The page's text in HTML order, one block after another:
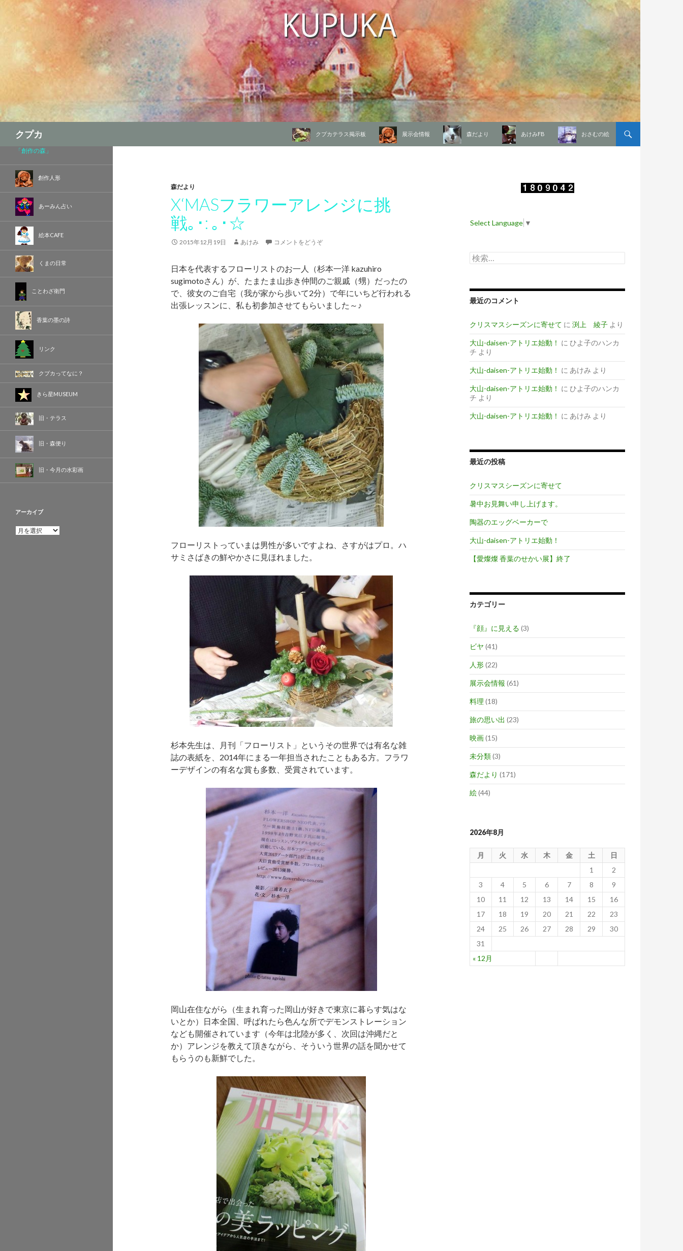
クプカ
クプカテラス掲示板
展示会情報 森だより あけみFB おさむの絵
森だより
X‘MASフラワーアレンジに挑
戦｡･: ｡･☆
2015年12月19日 あけみ コメントをどうぞ
日本を代表するフローリストのお一人（杉本一洋 kazuhiro
sugimotoさん）が、たまたま山歩き仲間のご親戚（甥）だったの
で、彼女のご自宅（我が家から歩いて2分）で年にいちど行われる
出張レッスンに、私も初参加させてもらいました～♪
フローリストっていまは男性が多いですよね、さすがはプロ。ハ
サミさばきの鮮やかさに見ほれました。
杉本先生は、月刊「フローリスト」というその世界では有名な雑
誌の表紙を、2014年にまる一年担当されたこともある方。フラワ
ーデザインの有名な賞も多数、受賞されています。
岡山在住ながら（生まれ育った岡山が好きで東京に暮らす気はな
いとか）日本全国、呼ばれたら色んな所でデモンストレーション
なども開催されています（今年は北陸が多く、次回は沖縄だと
か）アレンジを教えて頂きながら、そういう世界の話を聞かせて
もらうのも新鮮でした。
Select Language ▼
検
索
最近のコメント
クリスマスシーズンに寄せて に 渕上 綾子 より
大山-daisen-アトリエ始動！ に ひよ子のハンカ
チ より
大山-daisen-アトリエ始動！ に あけみ より
大山-daisen-アトリエ始動！ に ひよ子のハンカ
チ より
大山-daisen-アトリエ始動！ に あけみ より
最近の投稿
クリスマスシーズンに寄せて
暑中お見舞い申し上げます。
陶器のエッグベーカーで
大山-daisen-アトリエ始動！
【愛燦燦 香葉のせかい展】終了
カテゴリー
『顔』に見える (3)
ビヤ (41)
人形(22)
展示会情報 (61)
料理 (18)
旅の思い出 (23)
映画(15)
未分類(3)
森だより (171)
絵(44)
2026年8月
月 火 水 木 金 土 日
« 12月
1
2
3
4 5 6 7 8
9
10
11 12 13 14 15
16
17
18 19 20 21 22
23
24
25 26 27 28 29
30
31
「創作の森」
創作人形
あーみん占い
絵本CAFE
くまの日常
ことわざ衛門
香葉の墨の詩
リンク
クプカってなに？
きら星MUSEUM
旧・テラス
旧・森便り
旧・今月の水彩画
アーカイブ
ア